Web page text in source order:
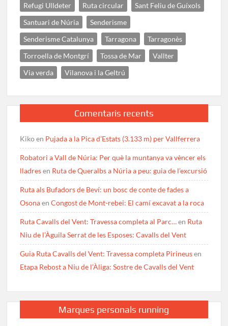
Refugi Ulldeter
Ruta circular
Sant Feliu de Guíxols
Santuari de Núria
Senderisme
Senderisme Catalunya
Tarragona
Tarragonès
Torroella de Montgrí
Tossa de Mar
Vallter
Via verda
Vilanova i la Geltrú
Comentaris recents
Kikoen Pujada a la Pica d’Estats (3.133 m) per Vallferrera
Robatori a Vall de Núria: Per què la muntanya va vèncer els
lladresen Ruta de Queralbs a Núria a peu: guia de l’excursió
Ruta als Bufadors de Beví: un bosc de conte de fades a
OsonaenCongost de Mont-rebei: El camí excavat a la roca
Ruta Cavalls del Vent: Travessa completa al Parc…en Ruta
Niu de l’Àguila Serrat de les Esposes: Cavalls del Vent
Guia Ruta Cavalls del Vent: Travessa completa Pirineusen
Etapa Rebost a Niu de l’Àliga: Sostre de Cavalls del Vent
Marques personals running